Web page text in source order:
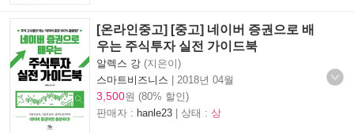
[온라인중고] [중고] 네이버 증권으로 배
우는 주식투자 실전 가이드북
알렉스 강 (지은이)
스마트비즈니스 | 2018년 04월
3,500원 (80% 할인)
판매자 : hanle23 | 상태 : 상